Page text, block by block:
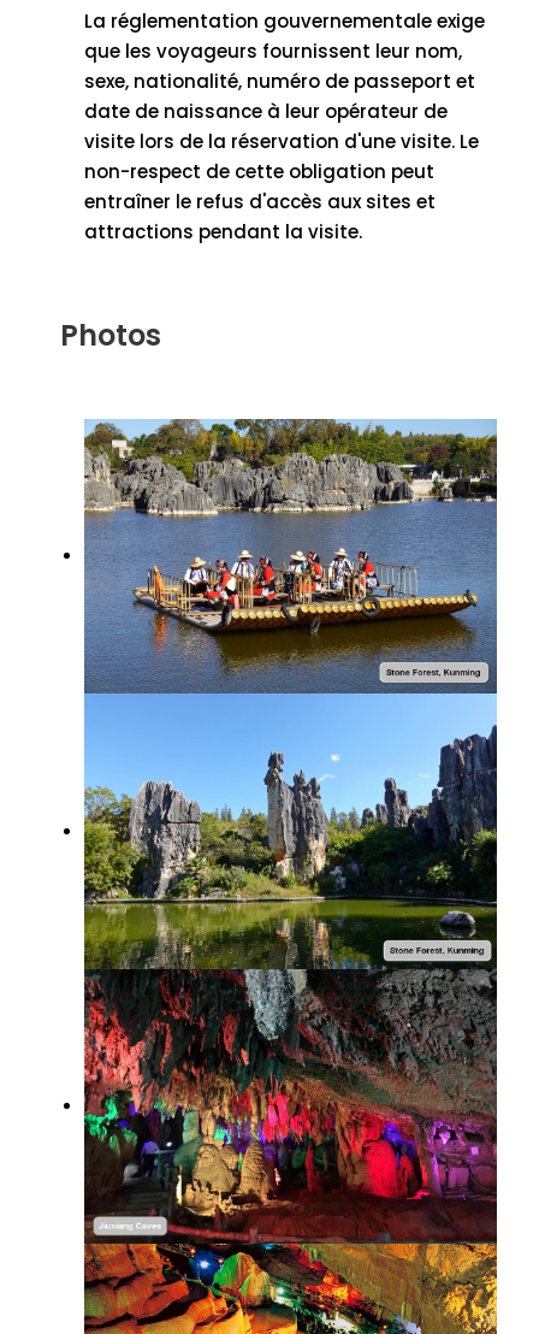
La réglementation gouvernementale exige
que les voyageurs fournissent leur nom,
sexe, nationalité, numéro de passeport et
date de naissance à leur opérateur de
visite lors de la réservation d'une visite. Le
non-respect de cette obligation peut
entraîner le refus d'accès aux sites et
attractions pendant la visite.
Photos